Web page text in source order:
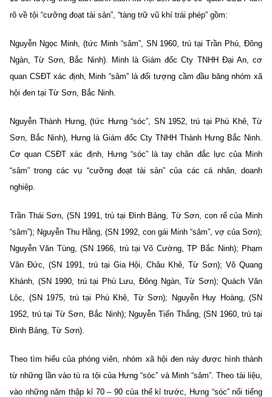
rõ về tội “cưỡng đoạt tài sản”, “tàng trữ vũ khí trái phép” gồm:
Nguyễn Ngọc Minh, (tức Minh “sâm”, SN 1960, trú tại Trần Phú, Đông
Ngàn, Từ Sơn, Bắc Ninh). Minh là Giám đốc Cty TNHH Đại An, cơ
quan CSĐT xác định, Minh “sâm” là đối tượng cầm đầu băng nhóm xã
hội đen tại Từ Sơn, Bắc Ninh.
Nguyễn Thành Hưng, (tức Hưng “sóc”, SN 1952, trú tại Phù Khê, Từ
Sơn, Bắc Ninh), Hưng là Giám đốc Cty TNHH Thành Hưng Bắc Ninh.
Cơ quan CSĐT xác định, Hưng “sóc” là tay chân đắc lực của Minh
“sâm” trong các vụ “cưỡng đoạt tài sản” của các cá nhân, doanh
nghiệp.
Trần Thái Sơn, (SN 1991, trú tại Đình Bảng, Từ Sơn, con rể của Minh
“sâm”); Nguyễn Thu Hằng, (SN 1992, con gái Minh “sâm”, vợ của Sơn);
Nguyễn Văn Tùng, (SN 1966, trú tại Võ Cường, TP Bắc Ninh); Phạm
Văn Đức, (SN 1991, trú tại Gia Hội, Châu Khê, Từ Sơn); Võ Quang
Khánh, (SN 1990, trú tại Phù Lưu, Đông Ngàn, Từ Sơn); Quách Văn
Lộc, (SN 1975, trú tại Phù Khê, Từ Sơn); Nguyễn Huy Hoàng, (SN
1952, trú tại Từ Sơn, Bắc Ninh); Nguyễn Tiến Thắng, (SN 1960, trú tại
Đình Bảng, Từ Sơn).
Theo tìm hiểu của phóng viên, nhóm xã hội đen này được hình thành
từ những lần vào tù ra tội của Hưng “sóc” và Minh “sâm”. Theo tài liệu,
vào những năm thập kỉ 70 – 90 của thế kỉ trước, Hưng “sóc” nổi tiếng